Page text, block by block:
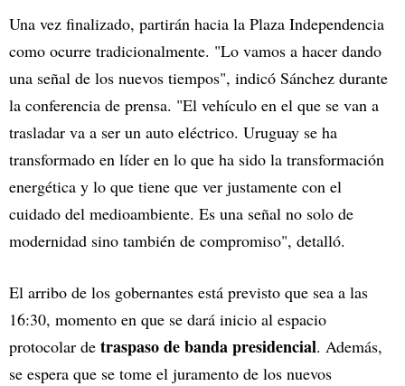
Una vez finalizado, partirán hacia la Plaza Independencia
como ocurre tradicionalmente. "Lo vamos a hacer dando
una señal de los nuevos tiempos", indicó Sánchez durante
la conferencia de prensa. "El vehículo en el que se van a
trasladar va a ser un auto eléctrico. Uruguay se ha
transformado en líder en lo que ha sido la transformación
energética y lo que tiene que ver justamente con el
cuidado del medioambiente. Es una señal no solo de
modernidad sino también de compromiso", detalló.
El arribo de los gobernantes está previsto que sea a las
16:30, momento en que se dará inicio al espacio
protocolar de traspaso de banda presidencial. Además,
se espera que se tome el juramento de los nuevos